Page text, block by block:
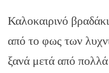
Καλοκαιρινό
από το φως των
ξανά μετά από